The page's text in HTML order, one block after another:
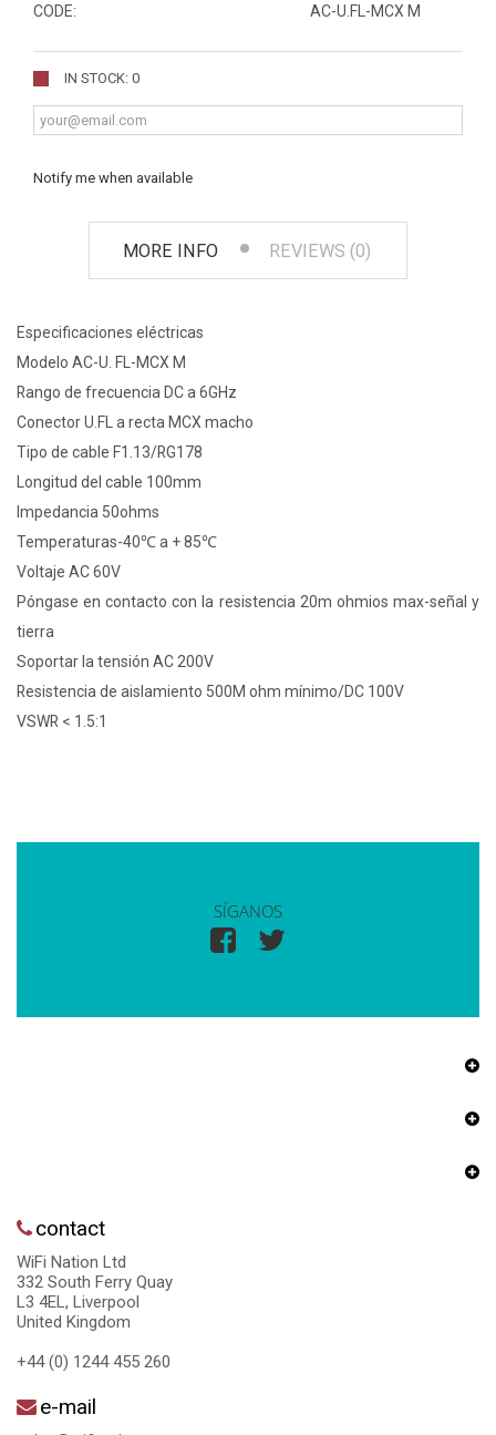
CODE: AC-U.FL-MCX M
IN STOCK: 0
Notify me when available
MORE INFO REVIEWS (0)
Especificaciones eléctricas
Modelo AC-U. FL-MCX M
Rango de frecuencia DC a 6GHz
Conector U.FL a recta MCX macho
Tipo de cable F1.13/RG178
Longitud del cable 100mm
Impedancia 50ohms
Temperaturas-40℃ a + 85℃
Voltaje AC 60V
Póngase en contacto con la resistencia 20m ohmios max-señal y
tierra
Soportar la tensión AC 200V
Resistencia de aislamiento 500M ohm mínimo/DC 100V
VSWR < 1.5:1
SÍGANOS
contact
WiFi Nation Ltd
332 South Ferry Quay
L3 4EL, Liverpool
United Kingdom
+44 (0) 1244 455 260
e-mail